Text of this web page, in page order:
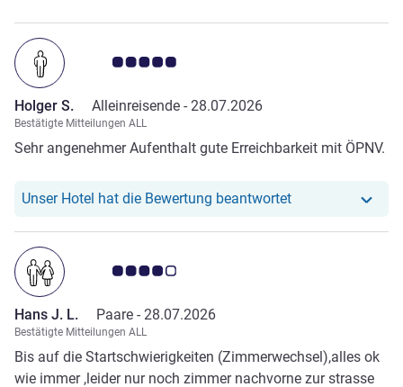
Note Kundenmeinungen 5.0/5
Holger S. Alleinreisende - 28.07.2026
Bestätigte Mitteilungen ALL
Sehr angenehmer Aufenthalt gute Erreichbarkeit mit ÖPNV.
Unser Hotel hat die Bewertung beantwortetUnser Hotel hat
Note Kundenmeinungen 4.0/5
Hans J. L. Paare - 28.07.2026
Bestätigte Mitteilungen ALL
Bis auf die Startschwierigkeiten (Zimmerwechsel),alles ok
wie immer ,leider nur noch zimmer nachvorne zur strasse